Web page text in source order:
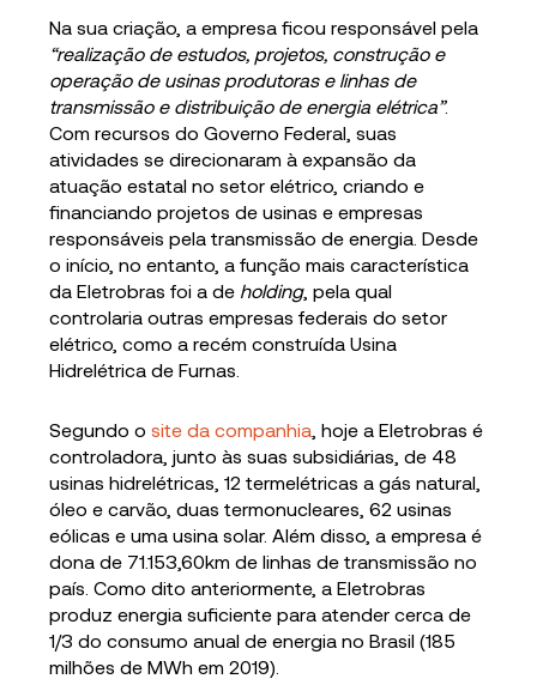
Na sua criação, a empresa ficou responsável pela
“realização de estudos, projetos, construção e
operação de usinas produtoras e linhas de
transmissão e distribuição de energia elétrica”.
Com recursos do Governo Federal, suas
atividades se direcionaram à expansão da
atuação estatal no setor elétrico, criando e
financiando projetos de usinas e empresas
responsáveis pela transmissão de energia. Desde
o início, no entanto, a função mais característica
da Eletrobras foi a de holding, pela qual
controlaria outras empresas federais do setor
elétrico, como a recém construída Usina
Hidrelétrica de Furnas.
Segundo osite da companhia , hoje a Eletrobras é
controladora, junto às suas subsidiárias, de 48
usinas hidrelétricas, 12 termelétricas a gás natural,
óleo e carvão, duas termonucleares, 62 usinas
eólicas e uma usina solar. Além disso, a empresa é
dona de 71.153,60km de linhas de transmissão no
país. Como dito anteriormente, a Eletrobras
produz energia suficiente para atender cerca de
1/3 do consumo anual de energia no Brasil (185
milhões de MWh em 2019).